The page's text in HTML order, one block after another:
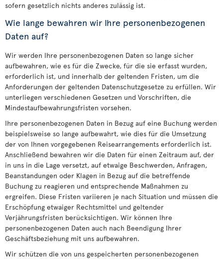
sofern gesetzlich nichts anderes zulässig ist.
Wie lange bewahren wir Ihre personenbezogenen
Daten auf?
Wir werden Ihre personenbezogenen Daten so lange sicher
aufbewahren, wie es für die Zwecke, für die sie erfasst wurden,
erforderlich ist, und innerhalb der geltenden Fristen, um die
Anforderungen der geltenden Datenschutzgesetze zu erfüllen. Wir
unterliegen verschiedenen Gesetzen und Vorschriften, die
Mindestaufbewahrungsfristen vorsehen.
Ihre personenbezogenen Daten in Bezug auf eine Buchung werden
beispielsweise so lange aufbewahrt, wie dies für die Umsetzung
der von Ihnen vorgegebenen Reisearrangements erforderlich ist.
Anschließend bewahren wir die Daten für einen Zeitraum auf, der
in uns in die Lage versetzt, auf etwaige Beschwerden, Anfragen,
Beanstandungen oder Klagen in Bezug auf die betreffende
Buchung zu reagieren und entsprechende Maßnahmen zu
ergreifen. Diese Fristen variieren je nach Situation und müssen die
Erschöpfung etwaiger Rechtsmittel und geltender
Verjährungsfristen berücksichtigen. Wir können Ihre
personenbezogenen Daten auch nach Beendigung Ihrer
Geschäftsbeziehung mit uns aufbewahren.
Wir schützen die von uns gespeicherten personenbezogenen